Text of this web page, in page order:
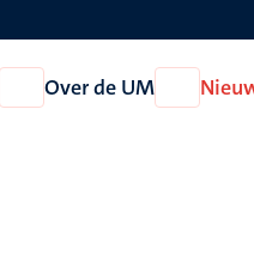
Open
Onderzoek
Over de UM
Open
Over